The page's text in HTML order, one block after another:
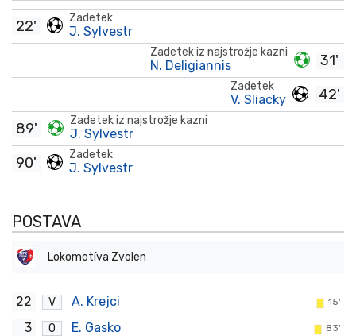
Zadetek
J. Sylvestr
22'
31'
Zadetek iz najstrožje kazni
N. Deligiannis
42'
Zadetek
V. Sliacky
Zadetek iz najstrožje kazni
J. Sylvestr
89'
Zadetek
J. Sylvestr
90'
POSTAVA
Lokomotíva Zvolen
22 V A. Krejci 15'
3 O E. Gasko 83'